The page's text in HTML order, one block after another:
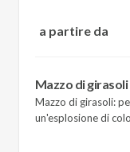
a partire da
Mazzo di girasoli
Mazzo di girasoli:
un'esplosione di